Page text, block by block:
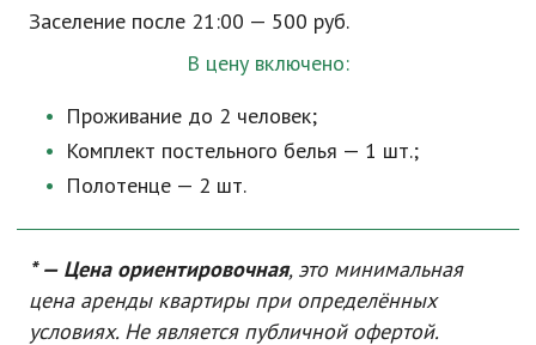
Заселение после 21:00 — 500 руб.
В цену включено:
Проживание до 2 человек;
Комплект постельного белья — 1 шт.;
Полотенце — 2 шт.
* — Цена ориентировочная, это минимальная
цена аренды квартиры при определённых
условиях. Не является публичной офертой.